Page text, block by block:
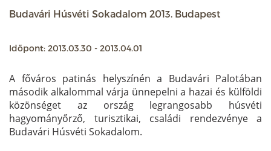
Budavári Húsvéti Sokadalom 2013. Budapest
Időpont: 2013.03.30 - 2013.04.01
A főváros patinás helyszínén a Budavári Palotában
második alkalommal várja ünnepelni a hazai és külföldi
közönséget az ország legrangosabb húsvéti
hagyományőrző, turisztikai, családi rendezvénye a
Budavári Húsvéti Sokadalom.